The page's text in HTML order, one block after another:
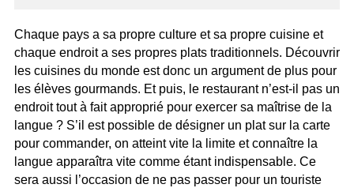
Chaque pays a sa propre culture et sa propre cuisine et
chaque endroit a ses propres plats traditionnels. Découvrir
les cuisines du monde est donc un argument de plus pour
les élèves gourmands. Et puis, le restaurant n’est-il pas un
endroit tout à fait approprié pour exercer sa maîtrise de la
langue ? S’il est possible de désigner un plat sur la carte
pour commander, on atteint vite la limite et connaître la
langue apparaîtra vite comme étant indispensable. Ce
sera aussi l’occasion de ne pas passer pour un touriste